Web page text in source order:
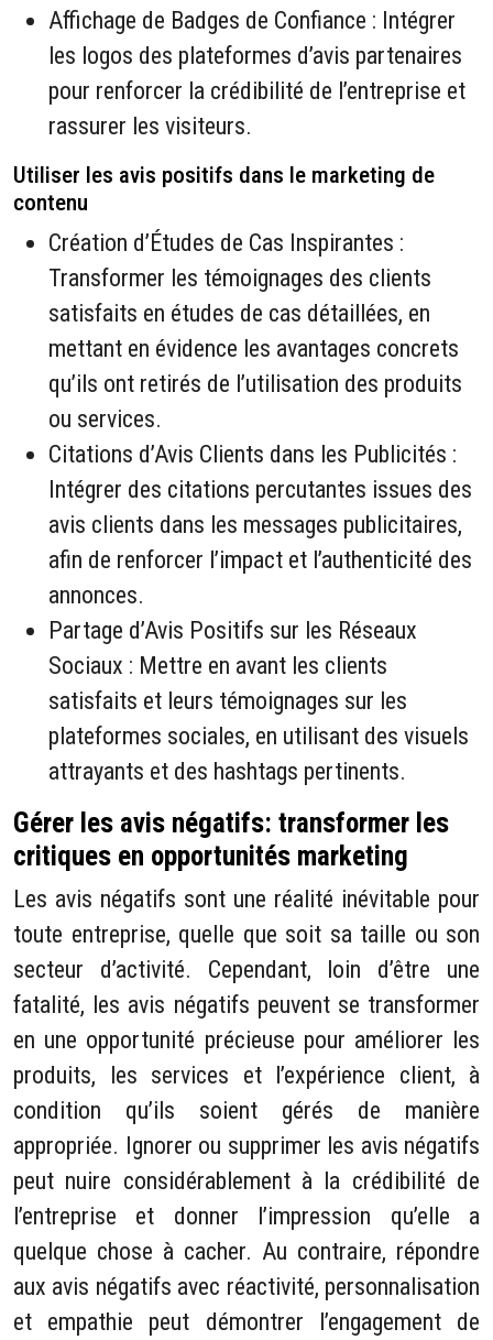
Affichage de Badges de Confiance : Intégrer
les logos des plateformes d’avis partenaires
pour renforcer la crédibilité de l’entreprise et
rassurer les visiteurs.
Utiliser les avis positifs dans le marketing de
contenu
Création d’Études de Cas Inspirantes :
Transformer les témoignages des clients
satisfaits en études de cas détaillées, en
mettant en évidence les avantages concrets
qu’ils ont retirés de l’utilisation des produits
ou services.
Citations d’Avis Clients dans les Publicités :
Intégrer des citations percutantes issues des
avis clients dans les messages publicitaires,
afin de renforcer l’impact et l’authenticité des
annonces.
Partage d’Avis Positifs sur les Réseaux
Sociaux : Mettre en avant les clients
satisfaits et leurs témoignages sur les
plateformes sociales, en utilisant des visuels
attrayants et des hashtags pertinents.
Gérer les avis négatifs: transformer les
critiques en opportunités marketing
Les avis négatifs sont une réalité inévitable pour
toute entreprise, quelle que soit sa taille ou son
secteur d’activité. Cependant, loin d’être une
fatalité, les avis négatifs peuvent se transformer
en une opportunité précieuse pour améliorer les
produits, les services et l’expérience client, à
condition qu’ils soient gérés de manière
appropriée. Ignorer ou supprimer les avis négatifs
peut nuire considérablement à la crédibilité de
l’entreprise et donner l’impression qu’elle a
quelque chose à cacher. Au contraire, répondre
aux avis négatifs avec réactivité, personnalisation
et empathie peut démontrer l’engagement de